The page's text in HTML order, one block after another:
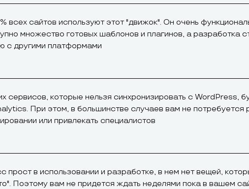
всех сайтов используют этот "движок". Он очень
множество готовых шаблонов и плагинов, а разработка
с другими платформами
сервисов, которые нельзя синхронизировать с WordPress,
При этом, в большинстве случаев вам не потребуется
или привлекать специалистов
прост в использовании и разработке, в нем нет вещей,
Поэтому вам не придется ждать неделями пока в вашем